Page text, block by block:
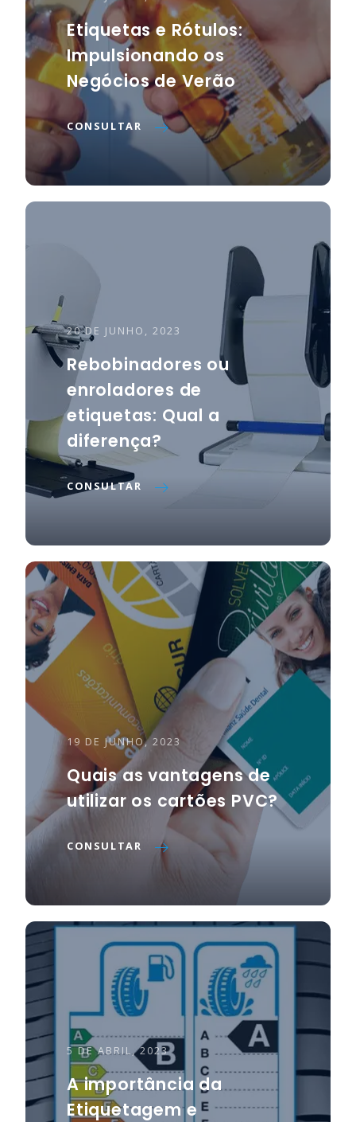
Etiquetas e Rótulos:
Impulsionando os
Negócios de Verão
CONSULTAR
20 DE JUNHO, 2023
Rebobinadores ou
enroladores de
etiquetas: Qual a
diferença?
CONSULTAR
19 DE JUNHO, 2023
Quais as vantagens de
utilizar os cartões PVC?
CONSULTAR
5 DE ABRIL, 2023
A importância da
Etiquetagem e